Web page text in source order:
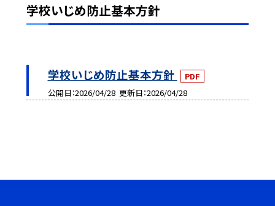
学校いじめ防止基本方針
学校いじめ防止基本方針
PDF
公開日 2026/04/28 更新日 2026/04/28